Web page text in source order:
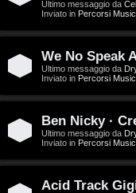
v
i
C
e
Ultimo messaggio da
Inviato in Percorsi
We No Speak
Ultimo messaggio da
Inviato in Percorsi
Ben Nicky ·
Ultimo messaggio da
Inviato in Percorsi
Acid Track
a
:
C
D
/
V